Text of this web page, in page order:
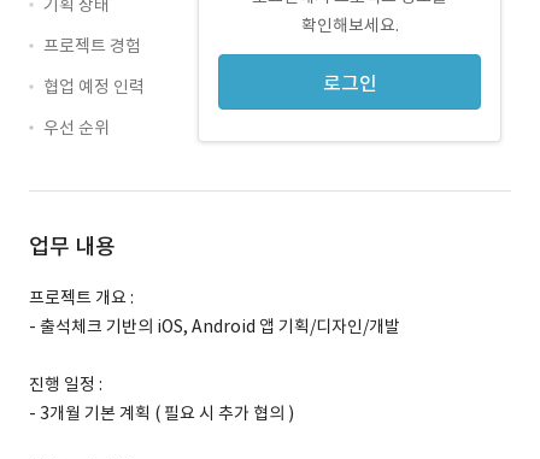
확인해보세요.
로그인
기획 상태
프로젝트 경험
협업 예정 인력
우선 순위
업무 내용
프로젝트 개요 :
- 출석체크 기반의 iOS, Android 앱 기획/디자인/개발
진행 일정 :
- 3개월 기본 계획 ( 필요 시 추가 협의 )